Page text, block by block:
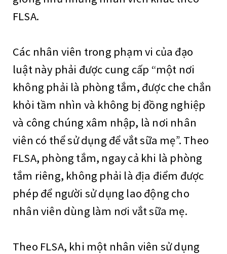
FLSA.
Các nhân viên trong phạm vi của đạo
luật này phải được cung cấp “một nơi
không phải là phòng tắm, được che chắn
khỏi tầm nhìn và không bị đồng nghiệp
và công chúng xâm nhập, là nơi nhân
viên có thể sử dụng để vắt sữa mẹ”. Theo
FLSA, phòng tắm, ngay cả khi là phòng
tắm riêng, không phải là địa điểm được
phép để người sử dụng lao động cho
nhân viên dùng làm nơi vắt sữa mẹ.
Theo FLSA, khi một nhân viên sử dụng